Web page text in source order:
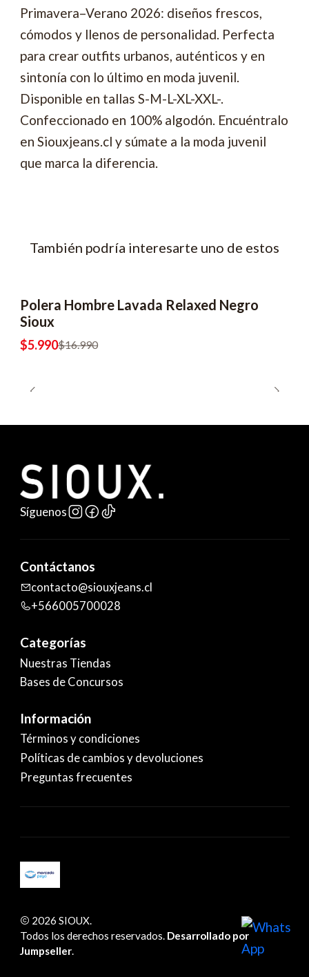
Primavera–Verano 2026: diseños frescos,
cómodos y llenos de personalidad. Perfecta
para crear outfits urbanos, auténticos y en
sintonía con lo último en moda juvenil.
Disponible en tallas S-M-L-XL-XXL-.
Confeccionado en 100% algodón. Encuéntralo
en Siouxjeans.cl y súmate a la moda juvenil
que marca la diferencia.
También podría interesarte uno de estos
-65% OFF
2x8990
Polera Hombre Lavada Relaxed Negro
Sioux
$5.990$16.990
Síguenos
Contáctanos
contacto@siouxjeans.cl
+566005700028
Categorías
Nuestras Tiendas
Bases de Concursos
Información
Términos y condiciones
Políticas de cambios y devoluciones
Preguntas frecuentes
2026 SIOUX.
Todos los derechos reservados. Desarrollado por
Jumpseller.